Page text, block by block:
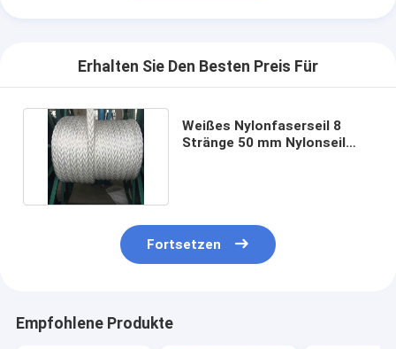
Erhalten Sie Den Besten Preis Für
Weißes Nylonfaserseil 8
Stränge 50 mm Nylonseil
Fortsetzen
Empfohlene Produkte